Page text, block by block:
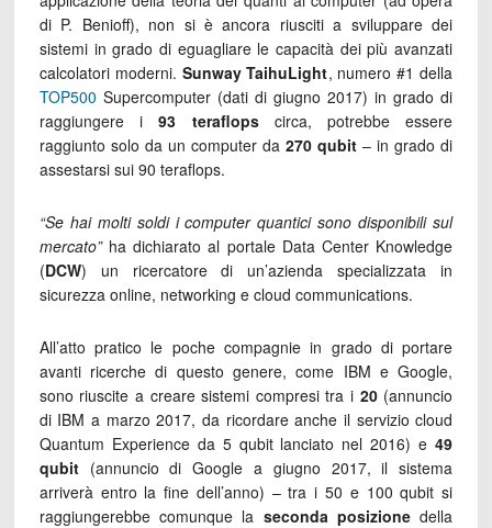
di P. Benioff), non si è ancora riusciti a sviluppare dei
sistemi in grado di eguagliare le capacità dei più avanzati
calcolatori moderni. Sunway TaihuLight, numero #1 della
TOP500 Supercomputer (dati di giugno 2017) in grado di
raggiungere i93 teraflopscirca, potrebbe essere
raggiunto solo da un computer da270 qubit – in grado di
assestarsi sui 90 teraflops.
“Se hai molti soldi i computer quantici sono disponibili sul
mercato”ha dichiarato al portale Data Center Knowledge
(DCW) un ricercatore di un’azienda specializzata in
sicurezza online, networking e cloud communications.
All’atto pratico le poche compagnie in grado di portare
avanti ricerche di questo genere, come IBM e Google,
sono riuscite a creare sistemi compresi tra i 20(annuncio
di IBM a marzo 2017, da ricordare anche il servizio cloud
Quantum Experience da 5 qubit lanciato nel 2016) e49
qubit(annuncio di Google a giugno 2017, il sistema
arriverà entro la fine dell’anno) – tra i 50 e 100 qubit si
raggiungerebbe comunque la seconda posizionedella